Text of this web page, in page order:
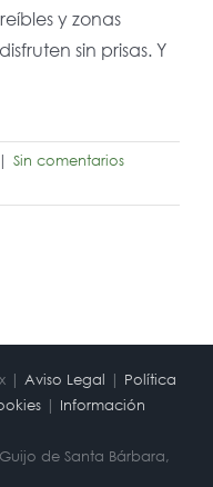
y zonas
sin prisas. Y
| Sin comentarios
| Aviso Legal | Política
| Información
de Santa Bárbara,